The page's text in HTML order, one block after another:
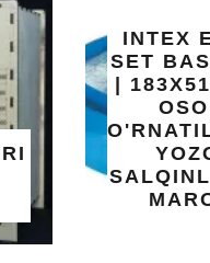
INTEX EASY
SET BASSEYN
| 183X51 SM |
OSON
O'RNATILUVCHI
SALQINLIK VA